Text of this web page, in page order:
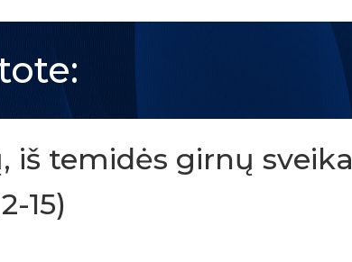
iš temidės girnų sveika
15)